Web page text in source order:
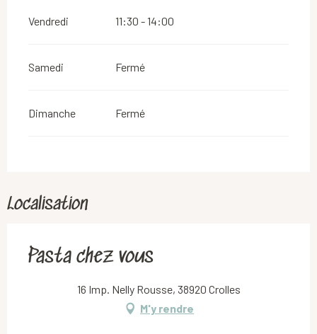
Vendredi 11:30 - 14:00
Samedi Fermé
Dimanche Fermé
Localisation
Pasta chez vous
16 Imp. Nelly Rousse, 38920 Crolles
M'y rendre